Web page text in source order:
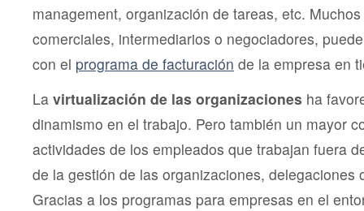
management, organización de tareas, etc.
comerciales, intermediarios o negociadores,
con el programa de facturación de la empresa en
La virtualización de las organizaciones ha
dinamismo en el trabajo. Pero también un mayor
actividades de los empleados que trabajan fuera
de la gestión de las organizaciones, delegaciones
Gracias a los programas para empresas en el